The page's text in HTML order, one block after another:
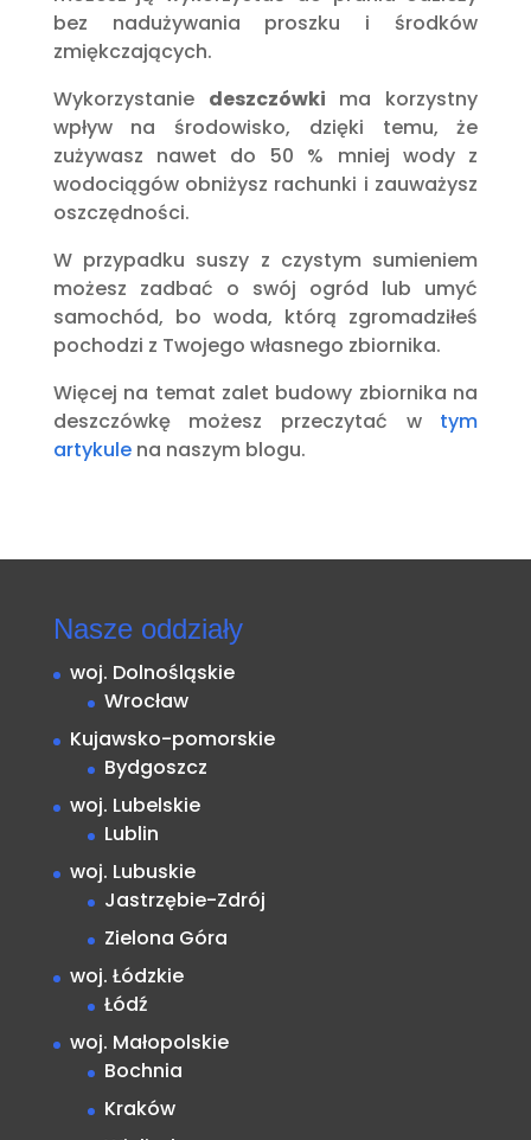
bez nadużywania proszku i środków
zmiękczających.
Wykorzystanie deszczówki ma korzystny
wpływ na środowisko, dzięki temu, że
zużywasz nawet do 50 % mniej wody z
wodociągów obniżysz rachunki i zauważysz
oszczędności.
W przypadku suszy z czystym sumieniem
możesz zadbać o swój ogród lub umyć
samochód, bo woda, którą zgromadziłeś
pochodzi z Twojego własnego zbiornika.
Więcej na temat zalet budowy zbiornika na
deszczówkę możesz przeczytać w tym
artykulena naszym blogu.
Nasze oddziały
woj. Dolnośląskie
Wrocław
Kujawsko-pomorskie
Bydgoszcz
woj. Lubelskie
Lublin
woj. Lubuskie
Jastrzębie-Zdrój
Zielona Góra
woj. Łódzkie
Łódź
woj. Małopolskie
Bochnia
Kraków